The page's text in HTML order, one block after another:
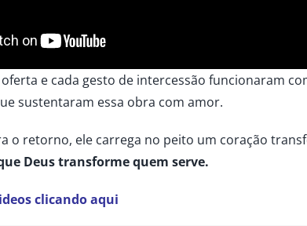
oferta e cada gesto de intercessão funcionaram
sustentaram essa obra com amor.
o retorno, ele carrega no peito um coração
Deus transforme quem serve.
clicando aqui